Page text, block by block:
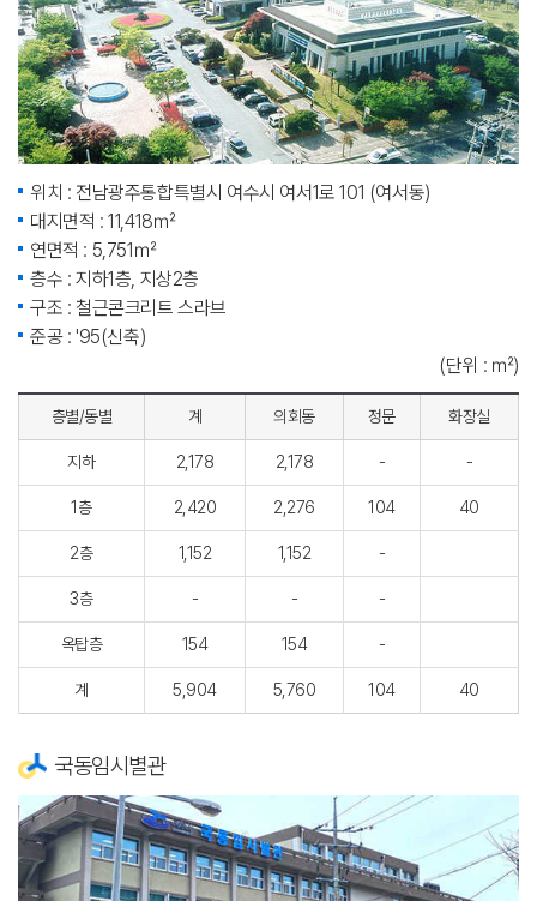
위치 : 전남광주통합특별시 여수시 여서1로 101 (여서동)
대지면적 : 11,418㎡
연면적 : 5,751㎡
층수 : 지하1층, 지상2층
구조 : 철근콘크리트 스라브
준공 : '95(신축)
(단위 : ㎡)
층별/동별 계 의회동 정문 화장실
지하 2,178 2,178 - -
1층 2,420 2,276 104 40
2층 1,152 1,152 -
3층 - - -
옥탑층 154 154 -
계 5,904 5,760 104 40
국동임시별관